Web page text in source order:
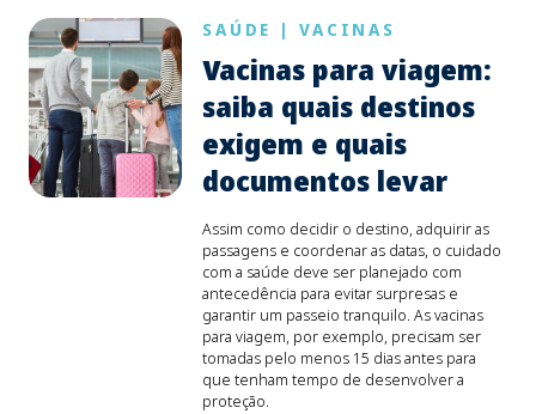
SAÚDE | VACINAS
Vacinas para viagem:
saiba quais destinos
exigem e quais
documentos levar
Assim como decidir o destino, adquirir as
passagens e coordenar as datas, o cuidado
com a saúde deve ser planejado com
antecedência para evitar surpresas e
garantir um passeio tranquilo. As vacinas
para viagem, por exemplo, precisam ser
tomadas pelo menos 15 dias antes para
que tenham tempo de desenvolver a
proteção.